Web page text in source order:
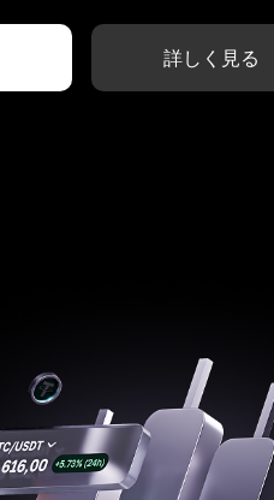
詳しく見る